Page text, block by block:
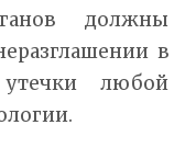
должны
в
утечки любой